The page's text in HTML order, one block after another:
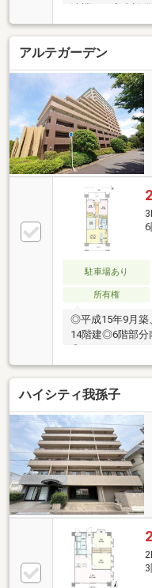
洗機など室内設
月にクロス、床
快適にお過ごし
で、物の置き場
方は、お気軽に
アルテガーデン
駐車場あり
所有権
◎平成15年9月築
14階建◎6階部分
◎オートロック
場◎ペット飼育
ム有り◎浴室換
付きキッチン◎
御覧頂けます。
約220ｍ・ローソ
ｍ・ナリタヤ酒
約60ｍ・酒々井
約1060ｍ・酒々
ハイシティ我孫子